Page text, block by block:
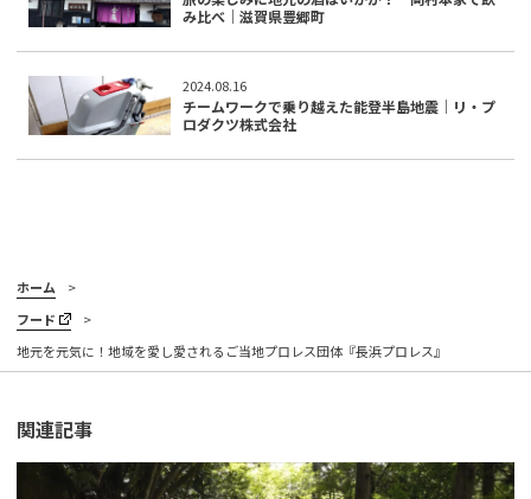
み比べ｜滋賀県豊郷町
2024.08.16
チームワークで乗り越えた能登半島地震｜リ・プ
ロダクツ株式会社
ホーム
フード
地元を元気に！地域を愛し愛されるご当地プロレス団体『長浜プロレス』
関連記事